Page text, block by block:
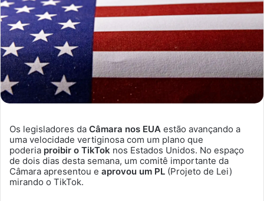
Os legisladores da Câmara nos EUA estão avançando a
uma velocidade vertiginosa com um plano que
poderia proibir o TikTok nos Estados Unidos. No espaço
de dois dias desta semana, um comitê importante da
Câmara apresentou e aprovou um PL (Projeto de Lei)
mirando o TikTok.